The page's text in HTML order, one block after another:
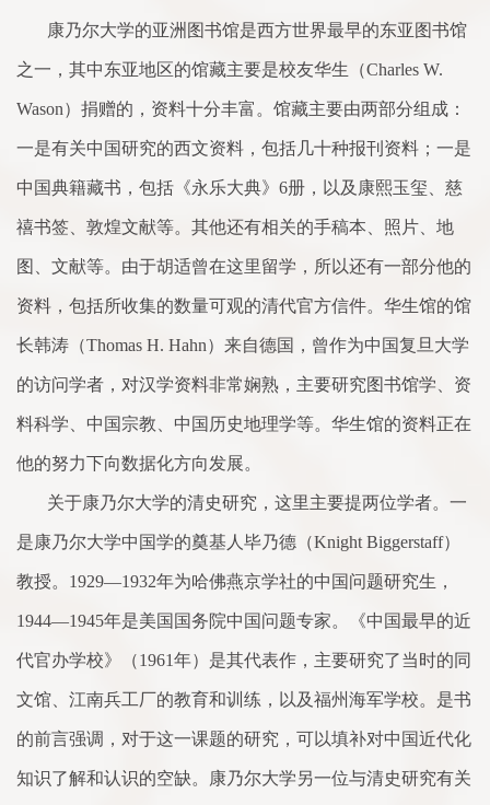
康乃尔大学的亚洲图书馆是西方世界最早的东亚图书馆
之一，其中东亚地区的馆藏主要是校友华生（Charles W.
Wason）捐赠的，资料十分丰富。馆藏主要由两部分组成：
一是有关中国研究的西文资料，包括几十种报刊资料；一是
中国典籍藏书，包括《永乐大典》 6册，以及康熙玉玺、慈
禧书签、敦煌文献等。其他还有相关的手稿本、照片、地
图、文献等。由于胡适曾在这里留学，所以还有一部分他的
资料，包括所收集的数量可观的清代官方信件。华生馆的馆
长韩涛（Thomas H. Hahn）来自德国，曾作为中国复旦大学
的访问学者，对汉学资料非常娴熟，主要研究图书馆学、资
料科学、中国宗教、中国历史地理学等。华生馆的资料正在
他的努力下向数据化方向发展。
关于康乃尔大学的清史研究，这里主要提两位学者。一
是康乃尔大学中国学的奠基人毕乃德（Knight Biggerstaff）
教授。 1929—1932年为哈佛燕京学社的中国问题研究生，
1944—1945年是美国国务院中国问题专家。《中国最早的近
代官办学校》（1961年）是其代表作，主要研究了当时的同
文馆、江南兵工厂的教育和训练，以及福州海军学校。是书
的前言强调，对于这一课题的研究，可以填补对中国近代化
知识了解和认识的空缺。康乃尔大学另一位与清史研究有关